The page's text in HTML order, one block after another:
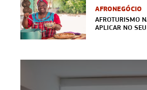
AFRONEGÓCIO
AFROTURISMO
APLICAR NO